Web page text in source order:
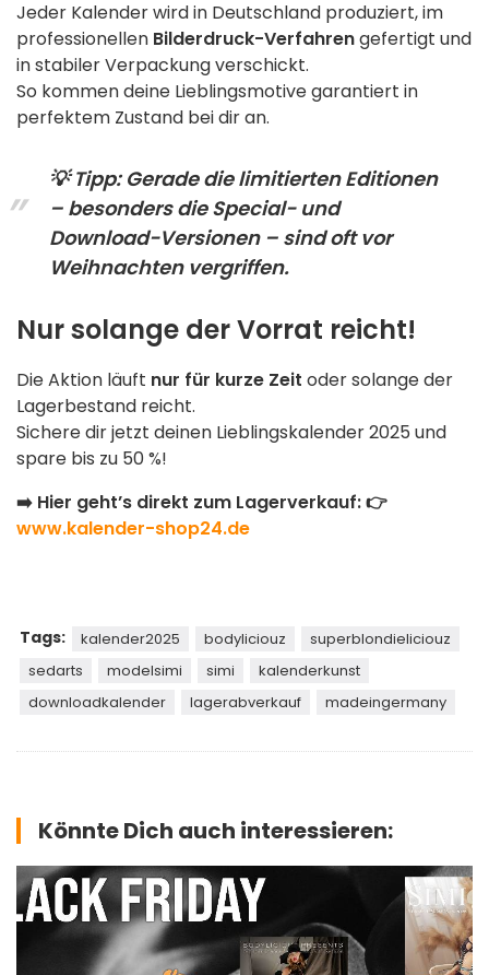
Jeder Kalender wird in Deutschland produziert, im
professionellen Bilderdruck-Verfahrengefertigt und
in stabiler Verpackung verschickt.
So kommen deine Lieblingsmotive garantiert in
perfektem Zustand bei dir an.
💡 Tipp: Gerade die limitierten Editionen
– besonders dieSpecial- und
Download-Versionen– sind oft vor
Weihnachten vergriffen.
Nur solange der Vorrat reicht!
Die Aktion läuft nur für kurze Zeit oder solange der
Lagerbestand reicht.
Sichere dir jetzt deinen Lieblingskalender 2025 und
spare bis zu 50 %!
➡️ Hier geht’s direkt zum Lagerverkauf:👉
www.kalender-shop24.de
Tags: kalender2025 bodyliciouz
superblondieliciouz
sedarts
modelsimi simi
kalenderkunst
downloadkalender
lagerabverkauf madeingermany
Könnte Dich auch interessieren: